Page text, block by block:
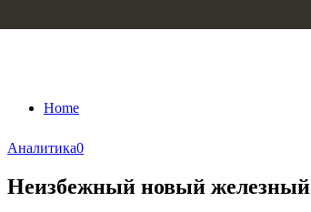
Home
Аналитика0
Неизбежный новый железный